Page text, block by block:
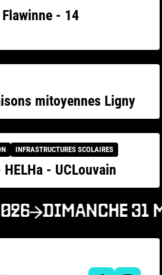
- 14
mitoyennes Ligny
INFRASTRUCTURES SCOLAIRES
- UCLouvain
DIMANCHE 31